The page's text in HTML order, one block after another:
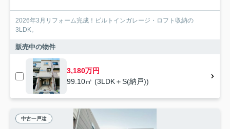
2026年3月リフォーム完成！ビルトインガレージ・ロフト収納の
3LDK。
販売中の物件
3,180万円
99.10㎡ (3LDK＋S(納戸))
中古一戸建